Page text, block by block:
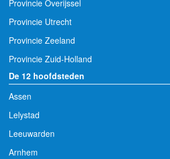
Provincie Overijssel
Provincie Utrecht
Provincie Zeeland
Provincie Zuid-Holland
De 12 hoofdsteden
Assen
Lelystad
Leeuwarden
Arnhem